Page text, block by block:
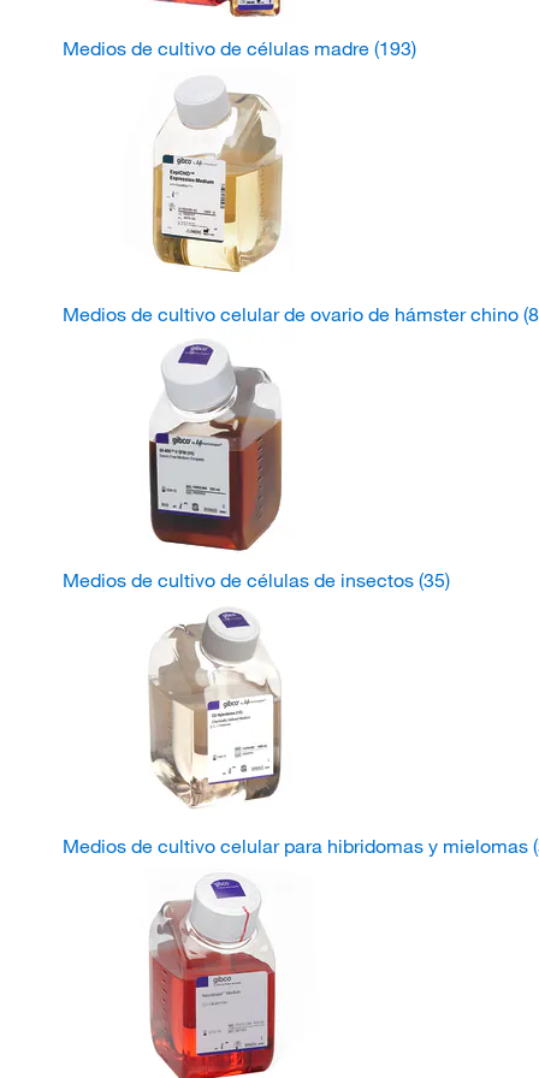
Medios de cultivo de células madre (193)
Medios de cultivo celular de ovario de hámster chino
Medios de cultivo de células de insectos (35)
Medios de cultivo celular para hibridomas y mielomas